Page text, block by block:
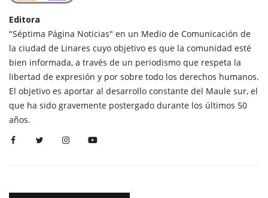
Editora
"Séptima Página Noticias" en un Medio de Comunicación de
la ciudad de Linares cuyo objetivo es que la comunidad esté
bien informada, a través de un periodismo que respeta la
libertad de expresión y por sobre todo los derechos humanos.
El objetivo es aportar al desarrollo constante del Maule sur, el
que ha sido gravemente postergado durante los últimos 50
años.